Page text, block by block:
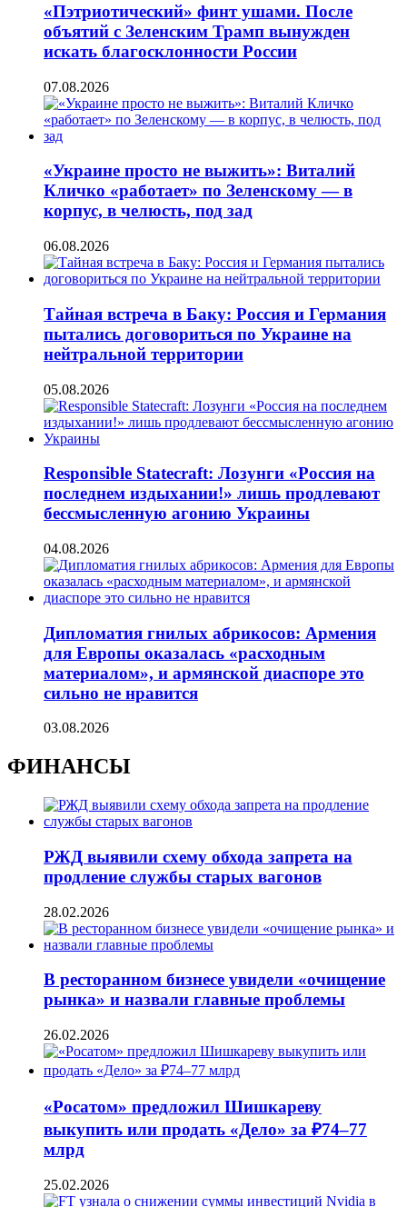
«Пэтриотический» финт ушами. После
объятий с Зеленским Трамп вынужден
искать благосклонности России
07.08.2026
«Украине просто не выжить»: Виталий
Кличко «работает» по Зеленскому — в
корпус, в челюсть, под зад
06.08.2026
Тайная встреча в Баку: Россия и Германия
пытались договориться по Украине на
нейтральной территории
05.08.2026
Responsible Statecraft: Лозунги «Россия на
последнем издыхании!» лишь продлевают
бессмысленную агонию Украины
04.08.2026
Дипломатия гнилых абрикосов: Армения
для Европы оказалась «расходным
материалом», и армянской диаспоре это
сильно не нравится
03.08.2026
ФИНАНСЫ
РЖД выявили схему обхода запрета на
продление службы старых вагонов
28.02.2026
В ресторанном бизнесе увидели «очищение
рынка» и назвали главные проблемы
26.02.2026
«Росатом» предложил Шишкареву
выкупить или продать «Дело» за ₽74–77
млрд
25.02.2026